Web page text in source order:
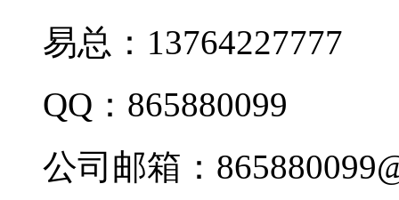
易总：13764227777
QQ：865880099
公司邮箱：